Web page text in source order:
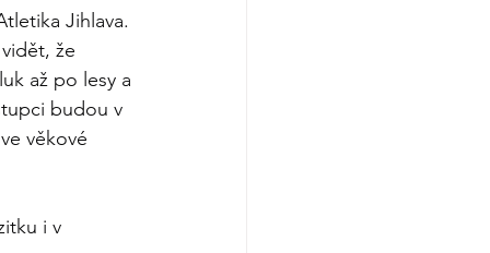
Jihlava.
že
až po lesy a
budou v
věkové
i v